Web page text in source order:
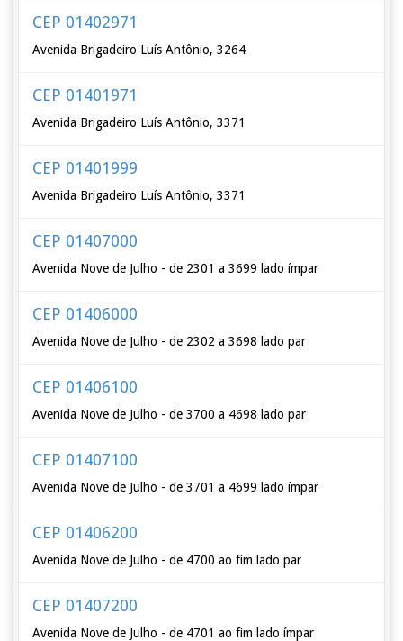
CEP 01402971
Avenida Brigadeiro Luís Antônio, 3264
CEP 01401971
Avenida Brigadeiro Luís Antônio, 3371
CEP 01401999
Avenida Brigadeiro Luís Antônio, 3371
CEP 01407000
Avenida Nove de Julho - de 2301 a 3699 lado ímpar
CEP 01406000
Avenida Nove de Julho - de 2302 a 3698 lado par
CEP 01406100
Avenida Nove de Julho - de 3700 a 4698 lado par
CEP 01407100
Avenida Nove de Julho - de 3701 a 4699 lado ímpar
CEP 01406200
Avenida Nove de Julho - de 4700 ao fim lado par
CEP 01407200
Avenida Nove de Julho - de 4701 ao fim lado ímpar